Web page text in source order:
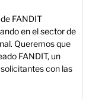
FANDIT
en el sector de
Queremos que
FANDIT, un
con las